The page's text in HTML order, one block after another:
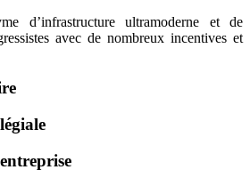
d’infrastructure ultramoderne et de
avec de nombreux incentives et